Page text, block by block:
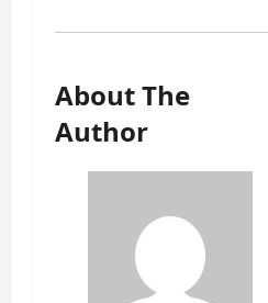
About The
Author